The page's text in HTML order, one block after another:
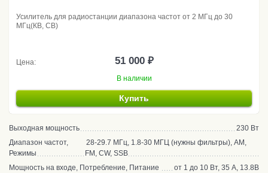
Усилитель для радиостанции диапазона частот от 2 МГц до 30
МГц(КВ, CB)
Цена: 51 000 ₽
В наличии
Купить
Выходная мощность
230 Вт
Диапазон частот,
Режимы
28-29.7 МГц, 1.8-30 МГЦ (нужны фильтры), AM,
FM, CW, SSB
Мощность на входе, Потребление, Питание
от 1 до 10 Вт, 35 А, 13.8В